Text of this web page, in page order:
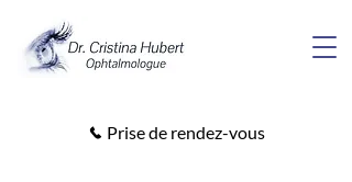
Prise de rendez-vous